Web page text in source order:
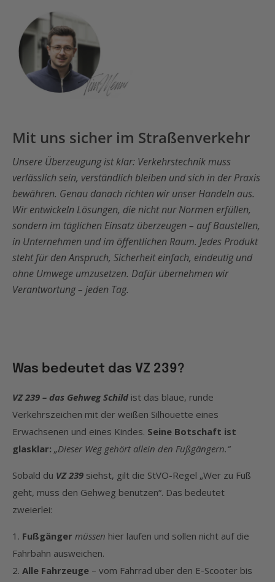
Mit uns sicher im Straßenverkehr
Unsere Überzeugung ist klar: Verkehrstechnik muss
verlässlich sein, verständlich bleiben und sich in der Praxis
bewähren. Genau danach richten wir unser Handeln aus.
Wir entwickeln Lösungen, die nicht nur Normen erfüllen,
sondern im täglichen Einsatz überzeugen – auf Baustellen,
in Unternehmen und im öffentlichen Raum. Jedes Produkt
steht für den Anspruch, Sicherheit einfach, eindeutig und
ohne Umwege umzusetzen. Dafür übernehmen wir
Verantwortung – jeden Tag.
Was bedeutet das VZ 239?
VZ 239 – das Gehweg Schild ist das blaue, runde
Verkehrszeichen mit der weißen Silhouette eines
Erwachsenen und eines Kindes. Seine Botschaft ist
glasklar: „Dieser Weg gehört allein den Fußgängern.“
Sobald du VZ 239 siehst, gilt die StVO-Regel „Wer zu Fuß
geht, muss den Gehweg benutzen“. Das bedeutet
zweierlei:
Fußgänger müssen hier laufen und sollen nicht auf die
Fahrbahn ausweichen.
Alle Fahrzeuge – vom Fahrrad über den E-Scooter bis